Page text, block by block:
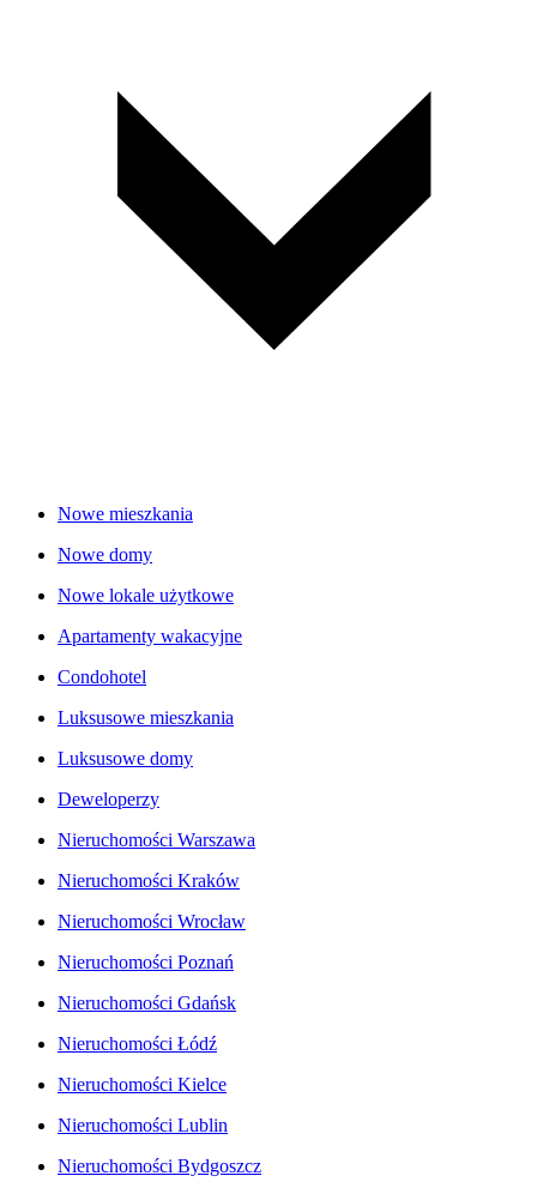
Nowe mieszkania
Nowe domy
Nowe lokale użytkowe
Apartamenty wakacyjne
Condohotel
Luksusowe mieszkania
Luksusowe domy
Deweloperzy
Nieruchomości Warszawa
Nieruchomości Kraków
Nieruchomości Wrocław
Nieruchomości Poznań
Nieruchomości Gdańsk
Nieruchomości Łódź
Nieruchomości Kielce
Nieruchomości Lublin
Nieruchomości Bydgoszcz